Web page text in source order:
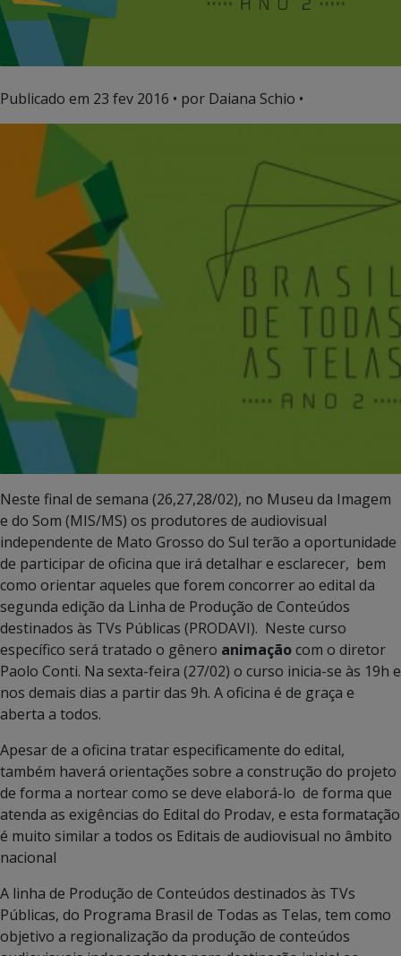
Publicado em 23 fev 2016 • por Daiana Schio •
Neste final de semana (26,27,28/02), no Museu da Imagem
e do Som (MIS/MS) os produtores de audiovisual
independente de Mato Grosso do Sul terão a oportunidade
de participar de oficina que irá detalhar e esclarecer, bem
como orientar aqueles que forem concorrer ao edital da
segunda edição da Linha de Produção de Conteúdos
destinados às TVs Públicas (PRODAVI). Neste curso
específico será tratado o gênero animaçãocom o diretor
Paolo Conti. Na sexta-feira (27/02) o curso inicia-se às 19h e
nos demais dias a partir das 9h. A oficina é de graça e
aberta a todos.
Apesar de a oficina tratar especificamente do edital,
também haverá orientações sobre a construção do projeto
de forma a nortear como se deve elaborá-lo de forma que
atenda as exigências do Edital do Prodav, e esta formatação
é muito similar a todos os Editais de audiovisual no âmbito
nacional
A linha de Produção de Conteúdos destinados às TVs
Públicas, do Programa Brasil de Todas as Telas, tem como
objetivo a regionalização da produção de conteúdos